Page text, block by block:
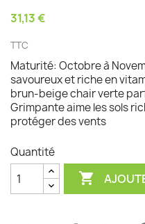
31,13 €
TTC
Maturité: Octobre à
savoureux et riche en
brun-beige chair verte
Grimpante aime les sols
protéger des vents
Quantité
